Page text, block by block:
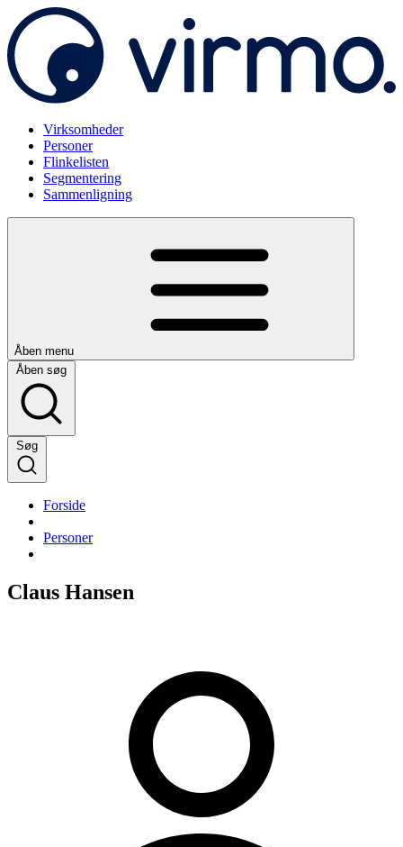
Virksomheder
Personer
Flinkelisten
Segmentering
Sammenligning
Åben menu
Åben søg
Søg
Forside
Personer
Claus Hansen